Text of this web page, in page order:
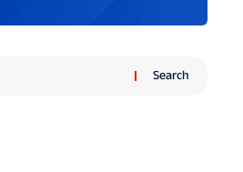
Search